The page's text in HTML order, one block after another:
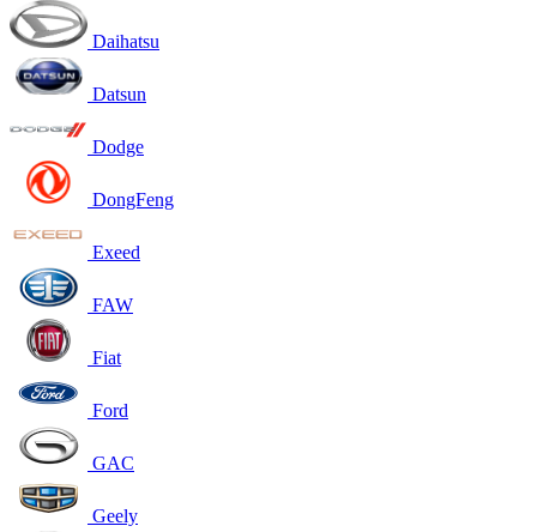
Daihatsu
Datsun
Dodge
DongFeng
Exeed
FAW
Fiat
Ford
GAC
Geely